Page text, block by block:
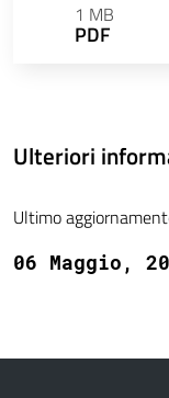
1 MB
PDF
Ulteriori
Ultimo
06 Maggio,